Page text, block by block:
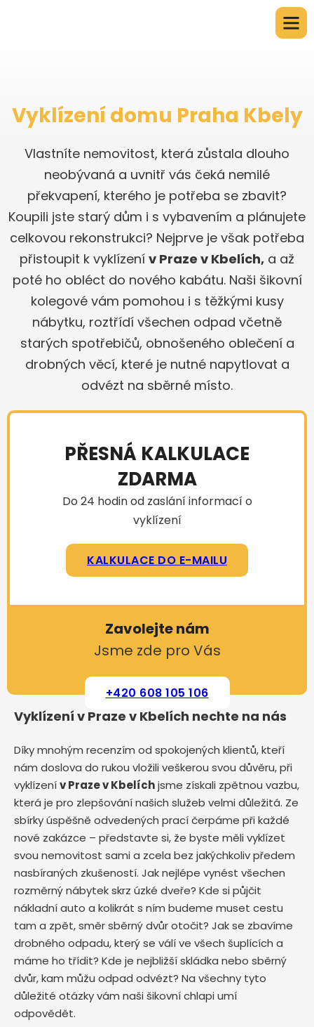
Vyklízení domu Praha Kbely
Vlastníte nemovitost, která zůstala dlouho
neobývaná a uvnitř vás čeká nemilé
překvapení, kterého je potřeba se zbavit?
Koupili jste starý dům i s vybavením a plánujete
celkovou rekonstrukci? Nejprve je však potřeba
přistoupit k vyklízení v Praze v Kbelích, a až
poté ho obléct do nového kabátu. Naši šikovní
kolegové vám pomohou i s těžkými kusy
nábytku, roztřídí všechen odpad včetně
starých spotřebičů, obnošeného oblečení a
drobných věcí, které je nutné napytlovat a
odvézt na sběrné místo.
PŘESNÁ KALKULACE
ZDARMA
Do 24 hodin od zaslání informací o
vyklízení
KALKULACE DO E-MAILU
Zavolejte nám
Jsme zde pro Vás
+420 608 105 106
Vyklízení v Praze v Kbelích nechte na nás
Díky mnohým recenzím od spokojených klientů, kteří
nám doslova do rukou vložili veškerou svou důvěru, při
vyklízenív Praze v Kbelíchjsme získali zpětnou vazbu,
která je pro zlepšování našich služeb velmi důležitá. Ze
sbírky úspěšně odvedených prací čerpáme při každé
nové zakázce – představte si, že byste měli vyklízet
svou nemovitost sami a zcela bez jakýchkoliv předem
nasbíraných zkušeností. Jak nejlépe vynést všechen
rozměrný nábytek skrz úzké dveře? Kde si půjčit
nákladní auto a kolikrát s ním budeme muset cestu
tam a zpět, směr sběrný dvůr otočit? Jak se zbavíme
drobného odpadu, který se válí ve všech šuplících a
máme ho třídit? Kde je nejbližší skládka nebo sběrný
dvůr, kam můžu odpad odvézt? Na všechny tyto
důležité otázky vám naši šikovní chlapi umí
odpovědět.